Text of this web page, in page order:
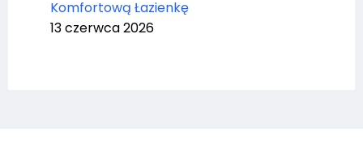
Komfortową Łazienkę
13 czerwca 2026